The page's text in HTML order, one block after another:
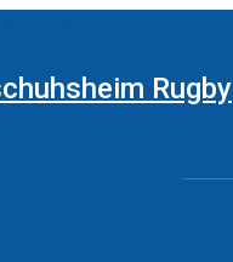
Rugby